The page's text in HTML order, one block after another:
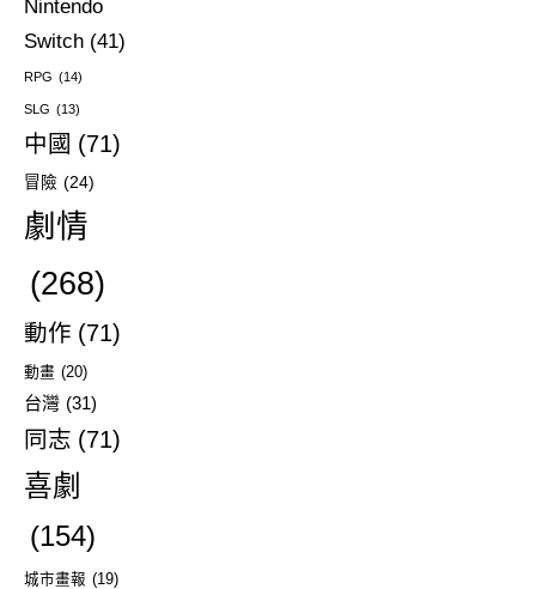
Nintendo
Switch (41)
RPG (14)
SLG (13)
中國 (71)
冒險 (24)
劇情
(268)
動作 (71)
動畫 (20)
台灣 (31)
同志 (71)
喜劇
(154)
城市畫報 (19)